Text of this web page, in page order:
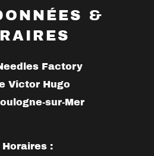
&
Factory
Victor Hugo
sur-Mer
Horaires :